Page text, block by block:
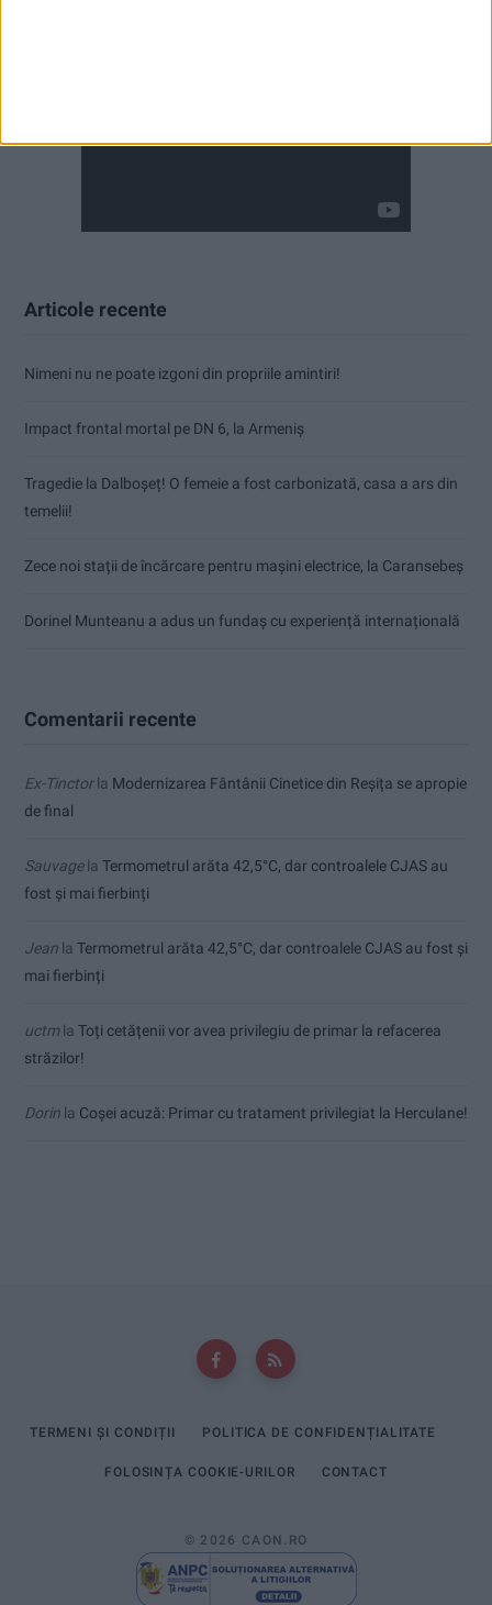
Articole recente
Nimeni nu ne poate izgoni din propriile amintiri!
Impact frontal mortal pe DN 6, la Armeniș
Tragedie la Dalboşeț! O femeie a fost carbonizată, casa a ars din
temelii!
Zece noi stații de încărcare pentru mașini electrice, la Caransebeș
Dorinel Munteanu a adus un fundaș cu experiență internațională
Comentarii recente
Ex-Tinctorla Modernizarea Fântânii Cinetice din Reșița se apropie
de final
Sauvagela Termometrul arăta 42,5°C, dar controalele CJAS au
fost și mai fierbinți
Jean la Termometrul arăta 42,5°C, dar controalele CJAS au fost și
mai fierbinți
uctmla Toți cetățenii vor avea privilegiu de primar la refacerea
străzilor!
Dorin la Coșei acuză: Primar cu tratament privilegiat la Herculane!
TERMENI ȘI CONDIȚII POLITICA DE CONFIDENȚIALITATE
FOLOSINȚA COOKIE-URILOR CONTACT
© 2026 CAON.RO